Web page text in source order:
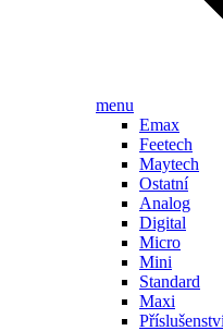
menu
Emax
Feetech
Maytech
Ostatní
Analog
Digital
Micro
Mini
Standard
Maxi